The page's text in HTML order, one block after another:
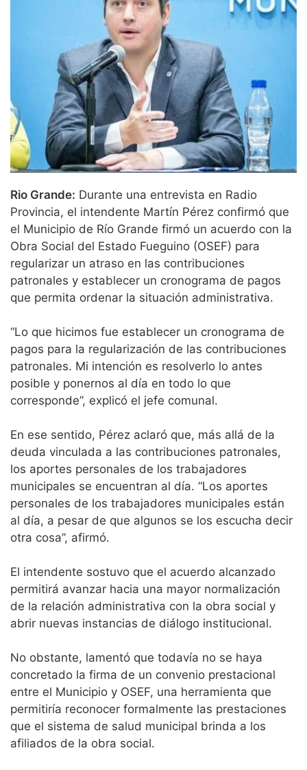
Rio Grande: Durante una entrevista en Radio
Provincia, el intendente Martín Pérez confirmó que
el Municipio de Río Grande firmó un acuerdo con la
Obra Social del Estado Fueguino (OSEF) para
regularizar un atraso en las contribuciones
patronales y establecer un cronograma de pagos
que permita ordenar la situación administrativa.
“Lo que hicimos fue establecer un cronograma de
pagos para la regularización de las contribuciones
patronales. Mi intención es resolverlo lo antes
posible y ponernos al día en todo lo que
corresponde”, explicó el jefe comunal.
En ese sentido, Pérez aclaró que, más allá de la
deuda vinculada a las contribuciones patronales,
los aportes personales de los trabajadores
municipales se encuentran al día. “Los aportes
personales de los trabajadores municipales están
al día, a pesar de que algunos se los escucha decir
otra cosa”, afirmó.
El intendente sostuvo que el acuerdo alcanzado
permitirá avanzar hacia una mayor normalización
de la relación administrativa con la obra social y
abrir nuevas instancias de diálogo institucional.
No obstante, lamentó que todavía no se haya
concretado la firma de un convenio prestacional
entre el Municipio y OSEF, una herramienta que
permitiría reconocer formalmente las prestaciones
que el sistema de salud municipal brinda a los
afiliados de la obra social.